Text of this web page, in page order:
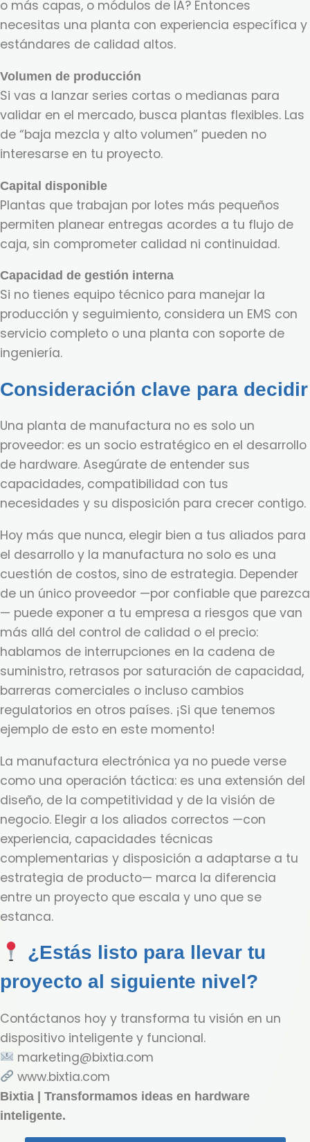
o más capas, o módulos de IA? Entonces
necesitas una planta con experiencia específica y
estándares de calidad altos.
Volumen de producción
Si vas a lanzar series cortas o medianas para
validar en el mercado, busca plantas flexibles. Las
de “baja mezcla y alto volumen” pueden no
interesarse en tu proyecto.
Capital disponible
Plantas que trabajan por lotes más pequeños
permiten planear entregas acordes a tu flujo de
caja, sin comprometer calidad ni continuidad.
Capacidad de gestión interna
Si no tienes equipo técnico para manejar la
producción y seguimiento, considera un EMS con
servicio completo o una planta con soporte de
ingeniería.
Consideración clave para decidir
Una planta de manufactura no es solo un
proveedor: es un socio estratégico en el desarrollo
de hardware. Asegúrate de entender sus
capacidades, compatibilidad con tus
necesidades y su disposición para crecer contigo.
Hoy más que nunca, elegir bien a tus aliados para
el desarrollo y la manufactura no solo es una
cuestión de costos, sino de estrategia. Depender
de un único proveedor —por confiable que parezca
— puede exponer a tu empresa a riesgos que van
más allá del control de calidad o el precio:
hablamos de interrupciones en la cadena de
suministro, retrasos por saturación de capacidad,
barreras comerciales o incluso cambios
regulatorios en otros países. ¡Si que tenemos
ejemplo de esto en este momento!
La manufactura electrónica ya no puede verse
como una operación táctica: es una extensión del
diseño, de la competitividad y de la visión de
negocio. Elegir a los aliados correctos —con
experiencia, capacidades técnicas
complementarias y disposición a adaptarse a tu
estrategia de producto— marca la diferencia
entre un proyecto que escala y uno que se
estanca.
¿Estás listo para llevar tu
proyecto al siguiente nivel?
Contáctanos hoy y transforma tu visión en un
dispositivo inteligente y funcional.
marketing@bixtia.com
www.bixtia.com
Bixtia | Transformamos ideas en hardware
inteligente.